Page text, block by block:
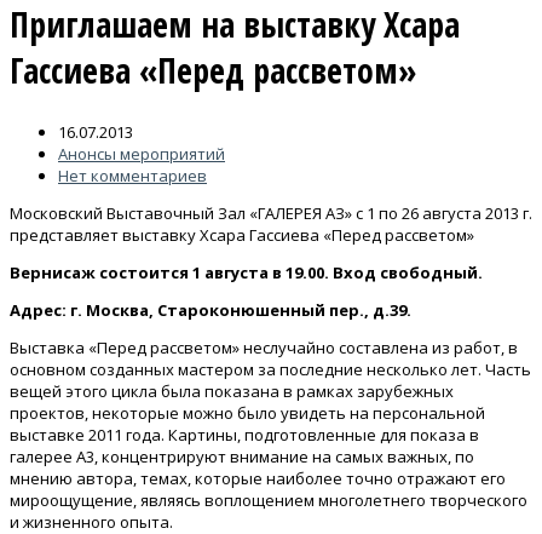
Приглашаем на выставку Хсара
Гассиева «Перед рассветом»
16.07.2013
Анонсы мероприятий
Нет комментариев
Московский Выставочный Зал «ГАЛЕРЕЯ АЗ» с 1 по 26 августа 2013 г.
представляет выставку Хсара Гассиева «Перед рассветом»
Вернисаж состоится 1 августа в 19.00. Вход свободный.
Адрес: г. Москва, Староконюшенный пер., д.39.
Выставка «Перед рассветом» неслучайно составлена из работ, в
основном созданных мастером за последние несколько лет. Часть
вещей этого цикла была показана в рамках зарубежных
проектов, некоторые можно было увидеть на персональной
выставке 2011 года. Картины, подготовленные для показа в
галерее А3, концентрируют внимание на самых важных, по
мнению автора, темах, которые наиболее точно отражают его
мироощущение, являясь воплощением многолетнего творческого
и жизненного опыта.